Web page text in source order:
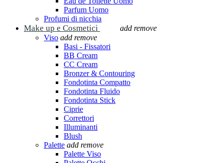
Parfum Uomo
Profumi di nicchia
Make up e Cosmetici add remove
Viso add remove
Basi - Fissatori
BB Cream
CC Cream
Bronzer & Contouring
Fondotinta Compatto
Fondotinta Fluido
Fondotinta Stick
Ciprie
Correttori
Illuminanti
Blush
Palette add remove
Palette Viso